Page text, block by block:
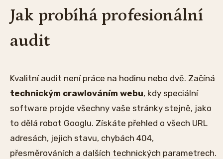
Jak probíhá profesionální
audit
Kvalitní audit není práce na hodinu nebo dvě. Začíná
technickým crawlováním webu, kdy speciální
software projde všechny vaše stránky stejně, jako
to dělá robot Googlu. Získáte přehled o všech URL
adresách, jejich stavu, chybách 404,
přesměrováních a dalších technických parametrech.